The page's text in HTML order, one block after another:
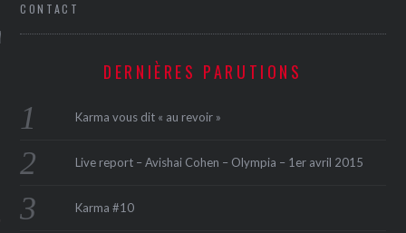
KARMA –
ANNIVERSAIRE
CONTACT
DERNIÈRES PARUTIONS
Karma vous dit « au revoir »
Live report – Avishai Cohen – Olympia – 1er avril 2015
Karma #10